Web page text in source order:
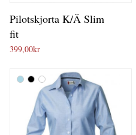
Pilotskjorta K/Ä Slim
fit
399,00kr